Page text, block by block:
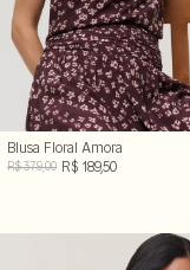
Blusa Floral Amora
R$ 379,00 R$ 189,50